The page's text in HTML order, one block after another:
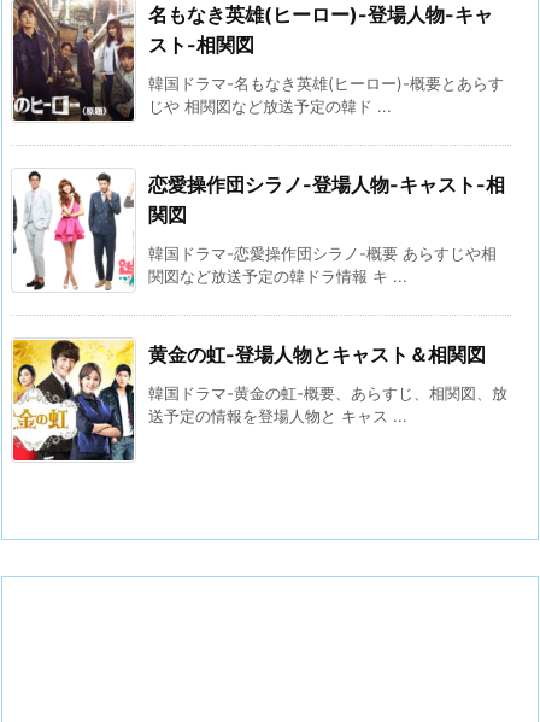
名もなき英雄(ヒーロー)-登場人物-キャ
スト-相関図
韓国ドラマ-名もなき英雄(ヒーロー)-概要とあらす
じや 相関図など放送予定の韓ド ...
恋愛操作団シラノ-登場人物-キャスト-相
関図
韓国ドラマ-恋愛操作団シラノ-概要 あらすじや相
関図など放送予定の韓ドラ情報 キ ...
黄金の虹-登場人物とキャスト＆相関図
韓国ドラマ-黄金の虹-概要、あらすじ、相関図、放
送予定の情報を登場人物と キャス ...